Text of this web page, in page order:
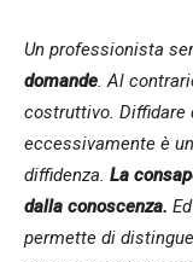
Un professionista
domande. Al
costruttivo.
eccessivamente è
diffidenza. La
dalla conoscenza.
permette di